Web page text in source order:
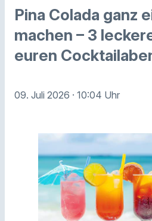
Pina Colada ganz
machen – 3
euren
09. Juli 2026 · 10:04 Uhr